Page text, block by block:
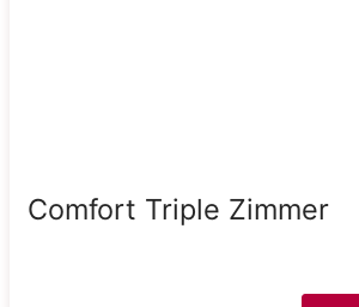
Comfort Triple Zimmer